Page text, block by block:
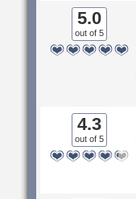
5.0
out of 5
4.3
out of 5